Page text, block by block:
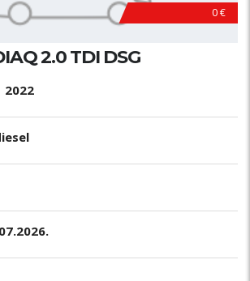
0 €
2.0 TDI DSG
2022